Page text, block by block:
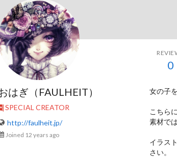
おはぎ（FAULHEIT）
0
はぎ（FAULHEIT）
SPECIAL CREATOR
http://faulheit.jp/
Joined 12 years ago
女の子
こちら
素材で
イラス
さい。